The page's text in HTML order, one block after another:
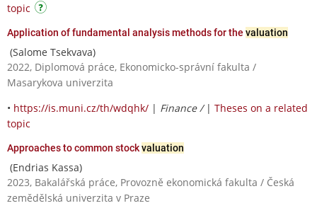
topic
Application of fundamental analysis methods for the valuation
(Salome Tsekvava)
2022, Diplomová práce, Ekonomicko-správní fakulta /
Masarykova univerzita
• https://is.muni.cz/th/wdqhk/ | Finance / | Theses on a related
topic
Approaches to common stockvaluation
(Endrias Kassa)
2023, Bakalářská práce, Provozně ekonomická fakulta / Česká
zemědělská univerzita v Praze